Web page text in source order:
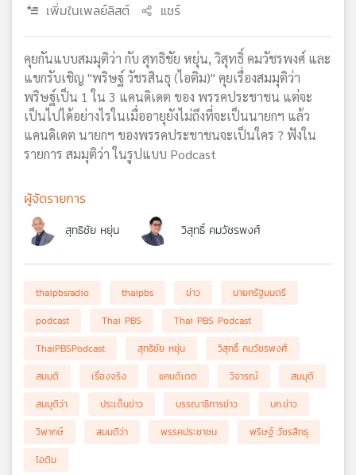
วิทยุ
เพิ่มในเพลย์ลิสต์ แชร์
คุยกันแบบสมมุติว่า กับ สุทธิชัย หยุ่น, วิสุทธิ์ คมวัชรพงศ์ และ
แขกรับเชิญ "พริษฐ์ วัชรสินธุ (ไอติม)" คุยเรื่องสมมุติว่า
พริษฐ์เป็น 1 ใน 3 แคนดิเดต ของ พรรคประชาชน แต่จะ
เป็นไปได้อย่างไรในเมื่ออายุยังไม่ถึงที่จะเป็นนายกฯ แล้ว
แคนดิเดต นายกฯ ของพรรคประชาชนจะเป็นใคร ? ฟังใน
รายการ สมมุติว่า ในรูปแบบ Podcast
ผู้จัดรายการ
สุทธิชัย หยุ่น วิสุทธิ์ คมวัชรพงศ์
thaipbsradio thaipbs ข่าว
นายกรัฐมนตรี
podcast
Thai PBS
Thai PBS Podcast
ThaiPBSPodcast
สุทธิชัย หยุ่น
วิสุทธิ์ คมวัชรพงศ์
สมมติ
เรื่องจริง แคนดิเดต วิจารณ์
สมมุติ
สมมุติว่า
ประเด็นข่าว บรรณาธิการข่าว
บก.ข่าว
วิพากษ์
สมมติว่า พรรคประชาชน
พริษฐ์ วัชรสิทธุ
ไอติม